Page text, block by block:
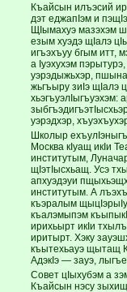
Къайсын илъэсий
дэт еджапIэм и
ЩIымахуэ мазэхэм
езым хуэдэ щIалэ
игъэхъуу бгым итт,
а Iуэхухэм
уэрэдыжьхэр,
жьгъыру зиIэ щIалэ
хьэгъуэлIыгъуэхэм:
уэрэдхэр,
Школыр
Москва кIуащ икIи
институтым,
щIэтIысхьащ. Усэ
апхуэдэуи
институтым. А
къэралым
къалэмыпэм
ирихьырт икIи
иритырт. Хэку
къытехьауэ щытащ
АдэкIэ — зауэ,
Совет цIыхубэм а
Къайсын нэсу